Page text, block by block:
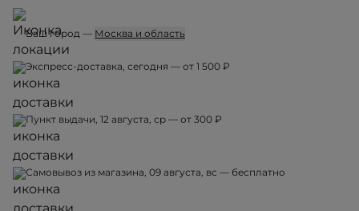
Ваш город — Москва и область
Экспресс-доставка, сегодня — от 1 500 ₽
Пункт выдачи, 12 августа, ср — от 300 ₽
Самовывоз из магазина, 09 августа, вс — бесплатно